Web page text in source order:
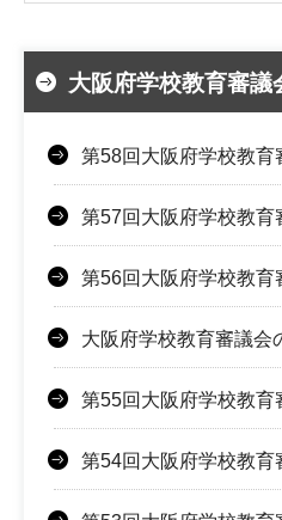
大阪府学校教育審議
第58回大阪府学校教育
第57回大阪府学校教育
第56回大阪府学校教育
大阪府学校教育審議会
第55回大阪府学校教育
第54回大阪府学校教育